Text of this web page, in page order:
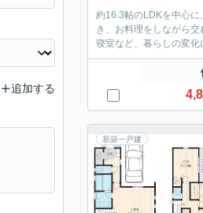
約16.3帖のLDKを中心
き、お料理をしながら交わす何気ない会話
寝室など、暮らしの変
新築一戸建
追加する